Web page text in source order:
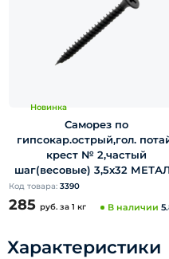
Новинка
Саморез по
гипсокар.острый,гол.
крест № 2,частый
шаг(весовые) 3,5х32
Код товара: 3390
285 руб. за 1 кг В наличии
Характеристики